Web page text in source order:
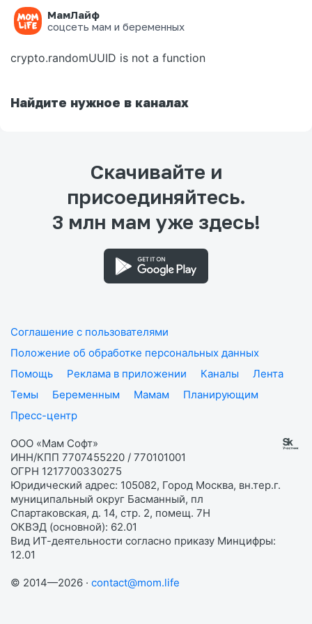
МамЛайф
соцсеть мам и беременных
Ошибка на странице
crypto.randomUUID is not a function
Найдите нужное в каналах
Скачивайте и
присоединяйтесь.
3 млн мам уже здесь!
Соглашение с пользователями
Положение об обработке персональных данных
Помощь
Реклама в приложении Каналы
Лента
Темы
Беременным Мамам
Планирующим
Пресс-центр
ООО «Мам Софт»
ИНН/КПП 7707455220 / 770101001
ОГРН 1217700330275
Юридический адрес: 105082, Город Москва, вн.тер.г.
муниципальный округ Басманный, пл
Спартаковская, д. 14, стр. 2, помещ. 7Н
ОКВЭД (основной): 62.01
Вид ИТ-деятельности согласно приказу Минцифры:
12.01
© 2014—2026 · contact@mom.life